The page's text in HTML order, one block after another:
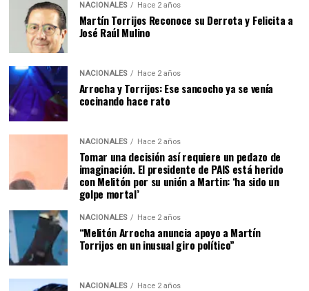
NACIONALES Hace 2 años
Martín Torrijos Reconoce su Derrota y Felicita a
José Raúl Mulino
NACIONALES Hace 2 años
Arrocha y Torrijos: Ese sancocho ya se venía
cocinando hace rato
NACIONALES Hace 2 años
Tomar una decisión así requiere un pedazo de
imaginación. El presidente de PAIS está herido
con Melitón por su unión a Martin: ‘ha sido un
golpe mortal’
NACIONALES Hace 2 años
“Melitón Arrocha anuncia apoyo a Martín
Torrijos en un inusual giro político”
NACIONALES Hace 2 años